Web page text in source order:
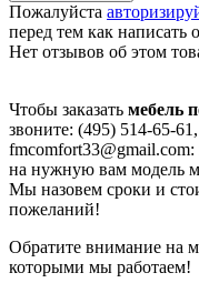
Пожалуйста
перед тем как написать
Нет отзывов об этом
Чтобы заказать мебель
звоните: (495) 514-65-
на нужную вам модель
Мы назовем сроки и
пожеланий!
Обратите внимание на
которыми мы работаем!